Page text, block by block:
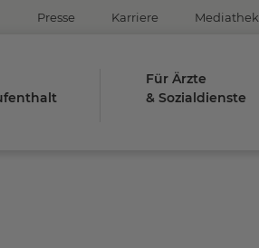
Presse Karriere Mediathek
Für Ärzte
& Sozialdienste